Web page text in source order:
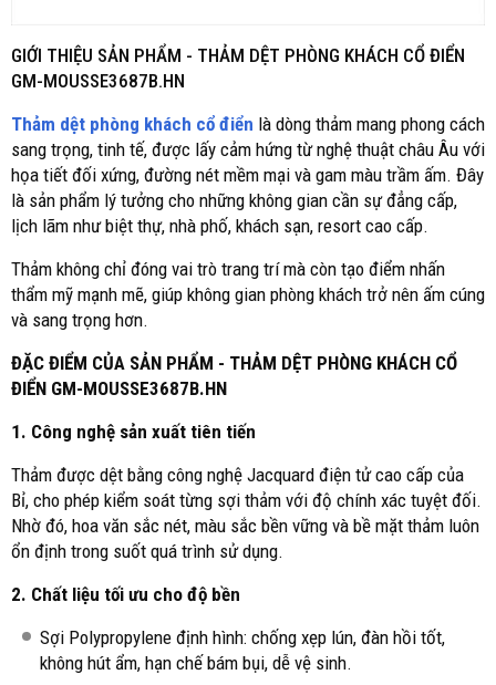
GIỚI THIỆU SẢN PHẨM - THẢM DỆT PHÒNG KHÁCH CỔ ĐIỂN
GM-MOUSSE3687B.HN
Thảm dệt phòng khách cổ điển là dòng thảm mang phong cách
sang trọng, tinh tế, được lấy cảm hứng từ nghệ thuật châu Âu với
họa tiết đối xứng, đường nét mềm mại và gam màu trầm ấm. Đây
là sản phẩm lý tưởng cho những không gian cần sự đẳng cấp,
lịch lãm như biệt thự, nhà phố, khách sạn, resort cao cấp.
Thảm không chỉ đóng vai trò trang trí mà còn tạo điểm nhấn
thẩm mỹ mạnh mẽ, giúp không gian phòng khách trở nên ấm cúng
và sang trọng hơn.
ĐẶC ĐIỂM CỦA SẢN PHẨM - THẢM DỆT PHÒNG KHÁCH CỔ
ĐIỂN GM-MOUSSE3687B.HN
1. Công nghệ sản xuất tiên tiến
Thảm được dệt bằng công nghệ Jacquard điện tử cao cấp của
Bỉ, cho phép kiểm soát từng sợi thảm với độ chính xác tuyệt đối.
Nhờ đó, hoa văn sắc nét, màu sắc bền vững và bề mặt thảm luôn
ổn định trong suốt quá trình sử dụng.
2. Chất liệu tối ưu cho độ bền
Sợi Polypropylene định hình: chống xẹp lún, đàn hồi tốt,
không hút ẩm, hạn chế bám bụi, dễ vệ sinh.